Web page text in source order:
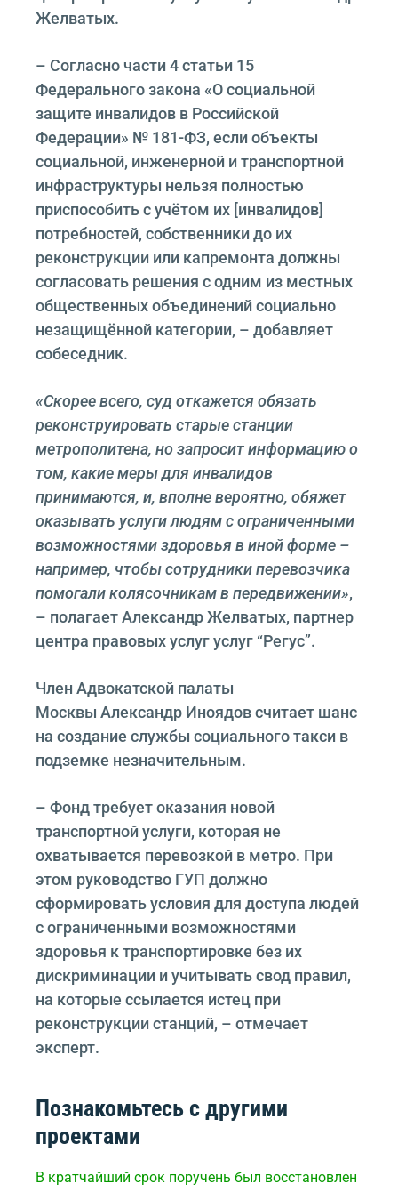
Желватых.
– Согласно части 4 статьи 15
Федерального закона «О социальной
защите инвалидов в Российской
Федерации» № 181-ФЗ, если объекты
социальной, инженерной и транспортной
инфраструктуры нельзя полностью
приспособить с учётом их [инвалидов]
потребностей, собственники до их
реконструкции или капремонта должны
согласовать решения с одним из местных
общественных объединений социально
незащищённой категории, – добавляет
собеседник.
«Скорее всего, суд откажется обязать
реконструировать старые станции
метрополитена, но запросит информацию о
том, какие меры для инвалидов
принимаются, и, вполне вероятно, обяжет
оказывать услуги людям с ограниченными
возможностями здоровья в иной форме –
например, чтобы сотрудники перевозчика
помогали колясочникам в передвижении»,
– полагает Александр Желватых, партнер
центра правовых услуг услуг “Регус”.
Член Адвокатской палаты
Москвы Александр Иноядов считает шанс
на создание службы социального такси в
подземке незначительным.
– Фонд требует оказания новой
транспортной услуги, которая не
охватывается перевозкой в метро. При
этом руководство ГУП должно
сформировать условия для доступа людей
с ограниченными возможностями
здоровья к транспортировке без их
дискриминации и учитывать свод правил,
на которые ссылается истец при
реконструкции станций, – отмечает
эксперт.
Познакомьтесь с другими
проектами
В кратчайший срок поручень был восстановлен